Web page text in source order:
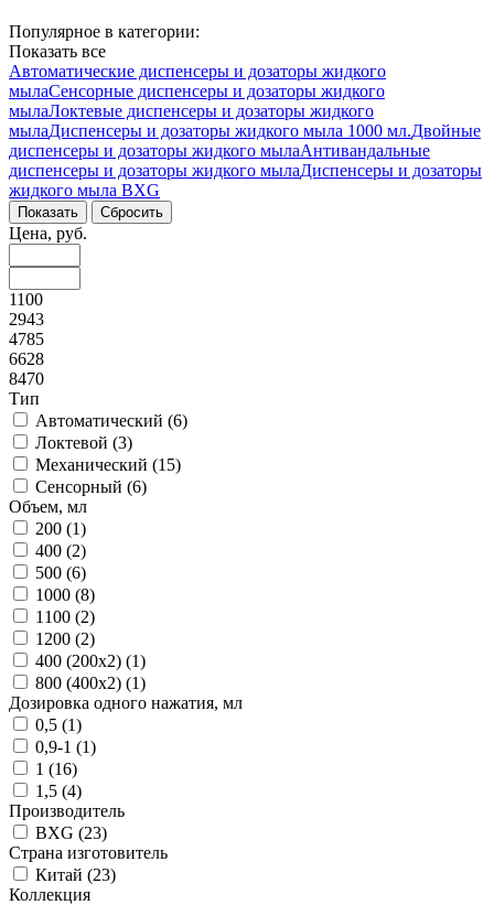
Популярное в категории:
Показать все
Автоматические диспенсеры и дозаторы жидкого
мылаСенсорные диспенсеры и дозаторы жидкого
мылаЛоктевые диспенсеры и дозаторы жидкого
мылаДиспенсеры и дозаторы жидкого мыла 1000 мл.Двойные
диспенсеры и дозаторы жидкого мылаАнтивандальные
диспенсеры и дозаторы жидкого мылаДиспенсеры и дозаторы
жидкого мыла BXG
Цена, руб.
1100
2943
4785
6628
8470
Тип
Автоматический (6)
Локтевой (3)
Механический (15)
Сенсорный (6)
Объем, мл
200 (1)
400 (2)
500 (6)
1000 (8)
1100 (2)
1200 (2)
400 (200x2) (1)
800 (400x2) (1)
Дозировка одного нажатия, мл
0,5 (1)
0,9-1 (1)
1 (16)
1,5 (4)
Производитель
BXG (23)
Страна изготовитель
Китай (23)
Коллекция